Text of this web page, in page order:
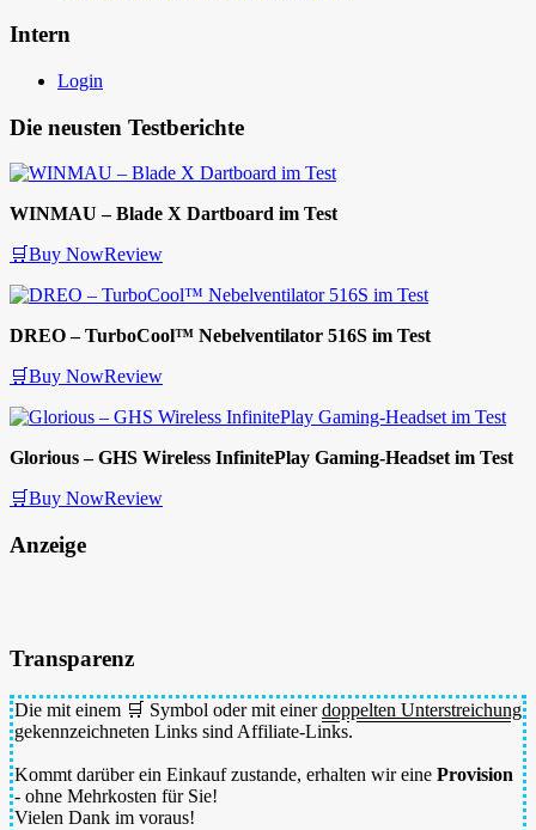
Intern
Login
Die neusten Testberichte
WINMAU – Blade X Dartboard im Test
🛒Buy NowReview
DREO – TurboCool™ Nebelventilator 516S im Test
🛒Buy NowReview
Glorious – GHS Wireless InfinitePlay Gaming-Headset im Test
🛒Buy NowReview
Anzeige
Transparenz
Die mit einem 🛒 Symbol oder mit einerdoppelten Unterstreichung
gekennzeichneten Links sind Affiliate-Links.
Kommt darüber ein Einkauf zustande, erhalten wir eine Provision
- ohne Mehrkosten für Sie!
Vielen Dank im voraus!